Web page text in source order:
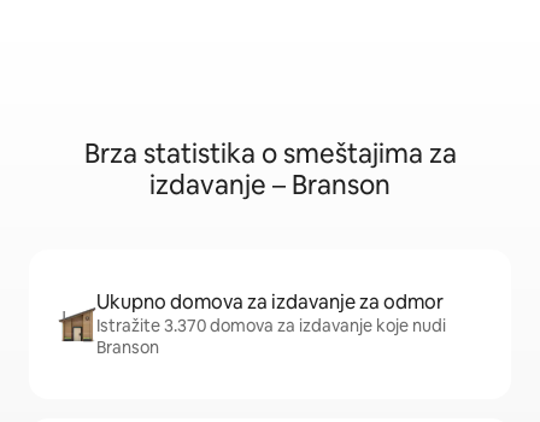
Brza statistika o smeštajima za
izdavanje – Branson
Ukupno domova za izdavanje za odmor
Istražite 3.370 domova za izdavanje koje nudi
Branson